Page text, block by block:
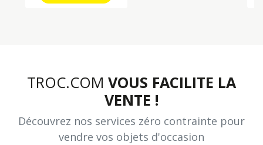
TROC.COM VOUS FACILITE LA
VENTE !
Découvrez nos services zéro contrainte pour
vendre vos objets d'occasion